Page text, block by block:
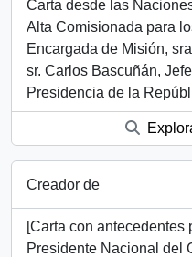
Carta desde las
Alta Comisionada para
Encargada de Misión,
sr. Carlos Bascuñán,
Presidencia de la
Creador de
[Carta con antecedentes
Presidente Nacional del